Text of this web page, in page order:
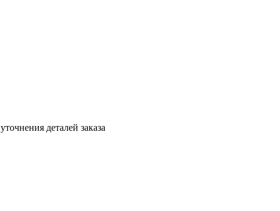
деталей заказа